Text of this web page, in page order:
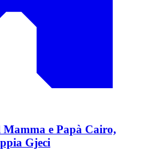
e Papà Cairo,
Gjeci